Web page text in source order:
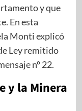
y que
En esta
Monti explicó
Ley remitido
nº 22.
y la Minera